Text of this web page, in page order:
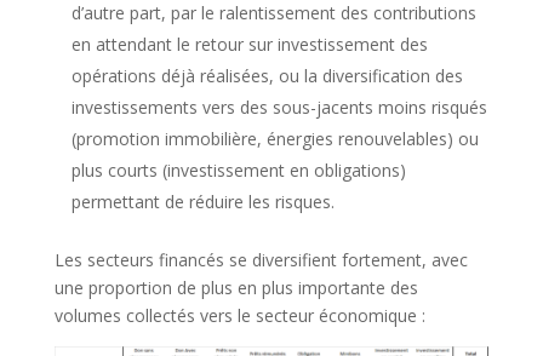
d’autre part, par le ralentissement des contributions
en attendant le retour sur investissement des
opérations déjà réalisées, ou la diversification des
investissements vers des sous-jacents moins risqués
(promotion immobilière, énergies renouvelables) ou
plus courts (investissement en obligations)
permettant de réduire les risques.
Les secteurs financés se diversifient fortement, avec
une proportion de plus en plus importante des
volumes collectés vers le secteur économique :